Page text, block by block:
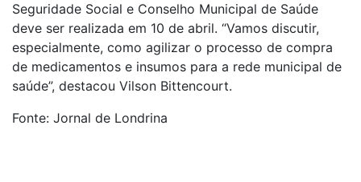
Seguridade Social e Conselho Municipal de Saúde
deve ser realizada em 10 de abril. “Vamos discutir,
especialmente, como agilizar o processo de compra
de medicamentos e insumos para a rede municipal de
saúde”, destacou Vilson Bittencourt.
Fonte: Jornal de Londrina